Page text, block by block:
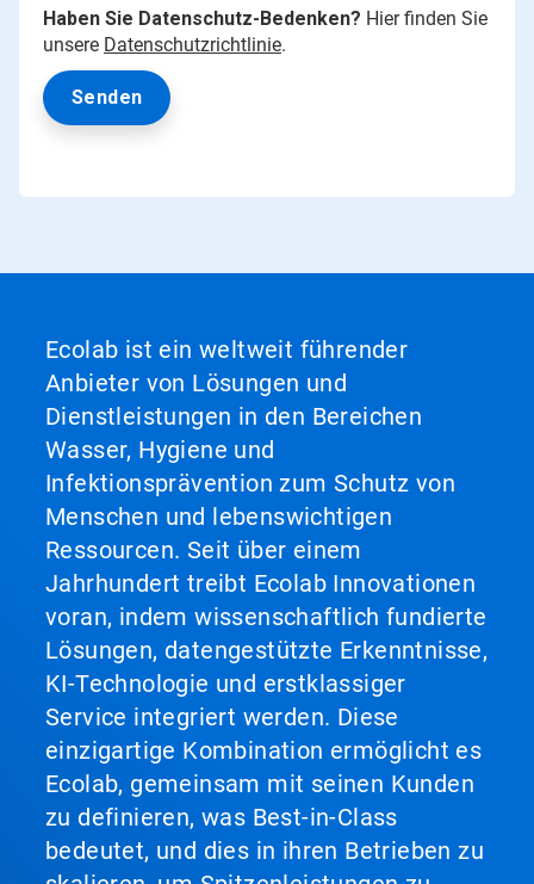
Haben Sie Datenschutz-Bedenken? Hier finden Sie
unsere Datenschutzrichtlinie.
Ecolab ist ein weltweit führender
Anbieter von Lösungen und
Dienstleistungen in den Bereichen
Wasser, Hygiene und
Infektionsprävention zum Schutz von
Menschen und lebenswichtigen
Ressourcen. Seit über einem
Jahrhundert treibt Ecolab Innovationen
voran, indem wissenschaftlich fundierte
Lösungen, datengestützte Erkenntnisse,
KI-Technologie und erstklassiger
Service integriert werden. Diese
einzigartige Kombination ermöglicht es
Ecolab, gemeinsam mit seinen Kunden
zu definieren, was Best-in-Class
bedeutet, und dies in ihren Betrieben zu